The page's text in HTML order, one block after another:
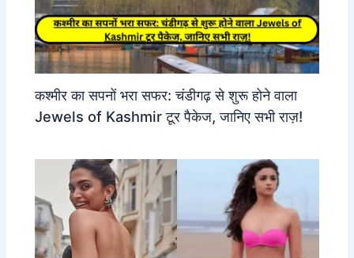
कश्मीर का सपनों भरा सफर: चंडीगढ़ से शुरू होने वाला
Jewels of Kashmir टूर पैकेज, जानिए सभी राज़!